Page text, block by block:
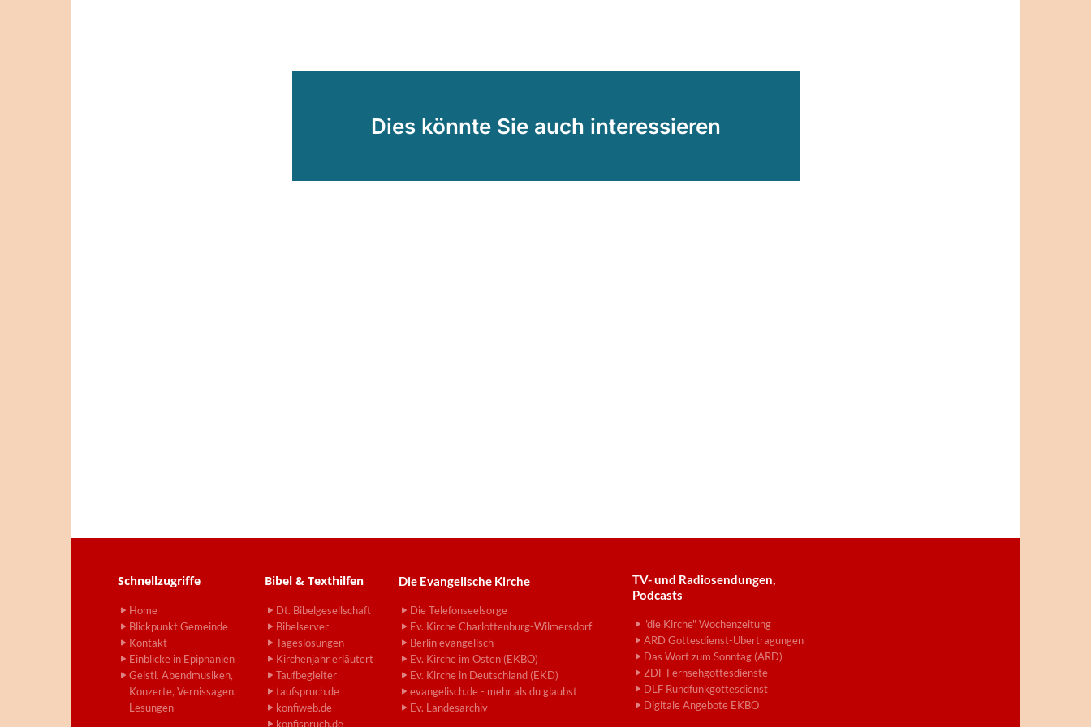
Dies könnte Sie auch interessieren
Schnellzugriffe
Home
Blickpunkt Gemeinde
Kontakt
Einblicke in Epiphanien
Geistl. Abendmusiken,
Konzerte, Vernissagen,
Lesungen
Bibel & Texthilfen
Dt. Bibelgesellschaft
Bibelserver
Tageslosungen
Kirchenjahr erläutert
Taufbegleiter
taufspruch.de
konfiweb.de
konfispruch.de
Die Evangelische Kirche
Die Telefonseelsorge
Ev. Kirche Charlottenburg-Wilmersdorf
Berlin evangelisch
Ev. Kirche im Osten (EKBO)
Ev. Kirche in Deutschland (EKD)
evangelisch.de - mehr als du glaubst
Ev. Landesarchiv
TV- und Radiosendungen,
Podcasts
"die Kirche" Wochenzeitung
ARD Gottesdienst-Übertragungen
Das Wort zum Sonntag (ARD)
ZDF Fernsehgottesdienste
DLF Rundfunkgottesdienst
Digitale Angebote EKBO